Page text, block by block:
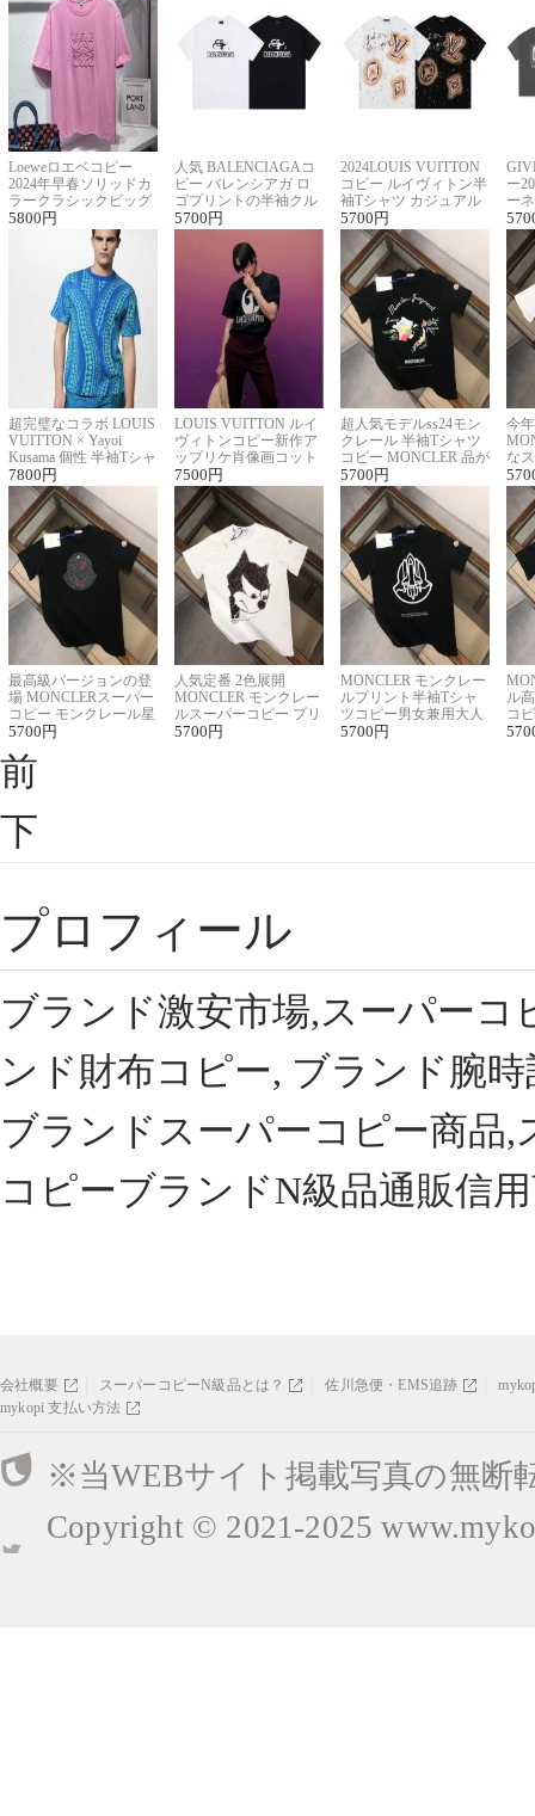
Loeweロエベコピー
2024年早春ソリッドカ
ラークラシックビッグ
ロゴ刺繍Tシャツ
5800 円
人気 BALENCIAGAコ
ピー バレンシアガ ロ
ゴプリントの半袖クル
ーネックTシャツ
5700 円
2024LOUIS VUITTON
コピー ルイヴィトン半
袖Tシャツ カジュアル
に馴染む 2色展開
5700 円
ー
ー
ー
超完璧なコラボ LOUIS
VUITTON × Yayoi
Kusama 個性 半袖Tシャ
ツコピー男女兼用
7800 円
LOUIS VUITTON ルイ
ヴィトンコピー新作ア
ップリケ肖像画コット
ンニット半袖Tシャツ
7500 円
超人気モデルss24モン
クレール 半袖Tシャツ
コピー MONCLER 品が
良く見た目
5700 円
今
な
ル
最高級バージョンの登
場 MONCLERスーパー
コピー モンクレール星
座半袖Tシャツ
5700 円
人気定番 2色展開
MONCLER モンクレー
ルスーパーコピー プリ
ント半袖Tシャツ
5700 円
MONCLER モンクレー
ルプリント半袖Tシャ
ツコピー男女兼用大人
可愛い春夏コーデ
5700 円
ル
コ
ィ
前
下
プロフィール
ブランド激安市場,スーパー
ンド財布コピー, ブランド腕
ブランドスーパーコピー商品
コピーブランドN級品通販信
会社概要 スーパーコピーN級品とは？ 佐川急便・EMS追跡
mykopi 支払い方法
※当WEBサイト掲載写真の無断
Copyright © 2021-2025